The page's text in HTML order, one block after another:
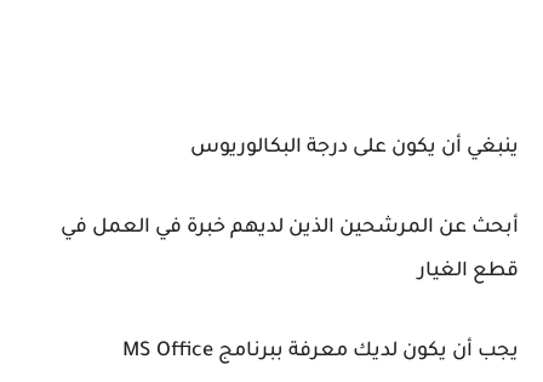
ينبغي أن يكون على درجة البكالوريوس
أبحث عن المرشحين الذين لديهم خبرة في العمل في
قطع الغيار
يجب أن يكون لديك معرفة ببرنامج MS Office